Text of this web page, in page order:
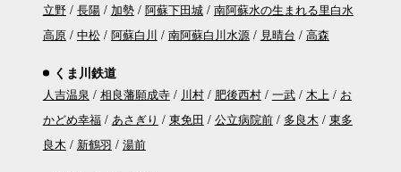
立野 長陽 加勢 阿蘇下田城
南阿蘇水の生まれる里白水
高原
中松 阿蘇白川 南阿蘇白川水源 見晴台 高森
くま川鉄道
人吉温泉 相良藩願成寺 川村 肥後西村 一武 木上
お
かどめ幸福
あさぎり 東免田 公立病院前 多良木
東多
良木
新鶴羽 湯前